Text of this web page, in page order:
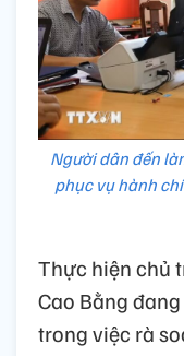
Người dân đến
phục vụ hành
Thực hiện chủ
Cao Bằng
trong việc rà